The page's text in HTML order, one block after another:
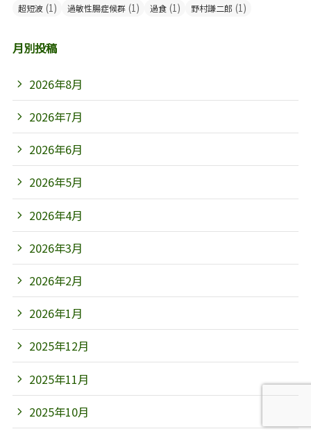
超短波 (1) 過敏性腸症候群 (1) 過食 (1) 野村謙二郎 (1)
月別投稿
2026年8月
2026年7月
2026年6月
2026年5月
2026年4月
2026年3月
2026年2月
2026年1月
2025年12月
2025年11月
2025年10月